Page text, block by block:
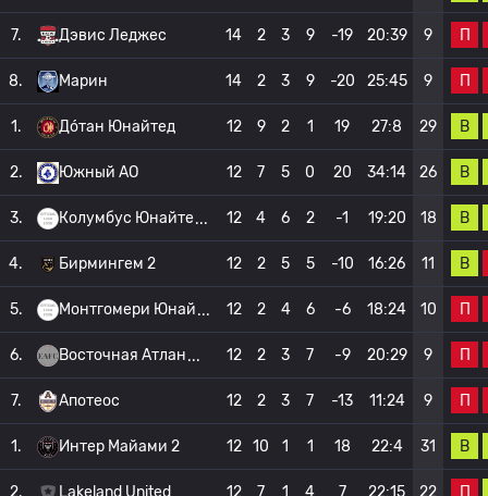
7. Дэвис Леджес 14 2 3 9 -19 20:39 9 П
8. Марин 14 2 3 9 -20 25:45 9 П
1. До́тан Юнайтед 12 9 2 1 19 27:8 29 В
2. Южный АО 12 7 5 0 20 34:14 26 В
3. Колумбус Юнайте 12 4 6 2 -1 19:20 18 В
4. Бирмингем 2 12 2 5 5 -10 16:26 11 В
5. Монтгомери Юнай 12 2 4 6 -6 18:24 10 П
6. Восточная Атлан 12 2 3 7 -9 20:29 9 П
7. Апотеос 12 2 3 7 -13 11:24 9 П
1. Интер Майами 2 12 10 1 1 18 22:4 31 В
2. Lakeland United 12 7 1 4 7 22:15 22 П